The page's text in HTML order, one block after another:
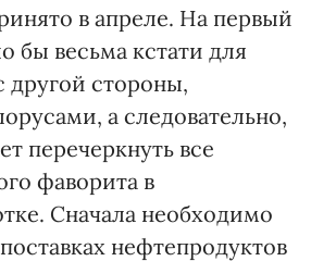
в апреле. На первый
бы весьма кстати для
другой стороны,
а следовательно,
перечеркнуть все
фаворита в
Сначала необходимо
нефтепродуктов